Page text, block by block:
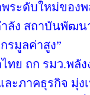
ระดับใหม่ของ
ำลัง สถาบันพัฒ
รมูลค่าสูง”
ทย ถก รมว.พลั
ะภาคธุรกิจ มุ่ง